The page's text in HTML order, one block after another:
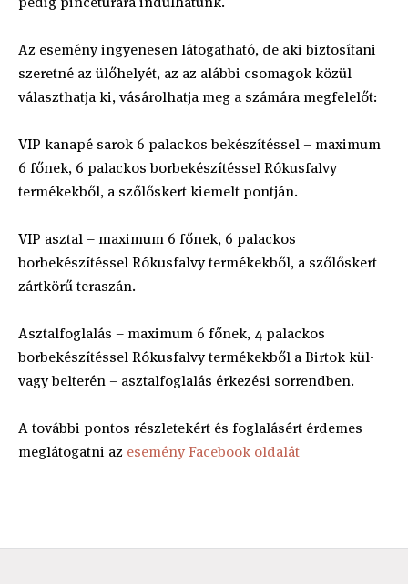
Az esemény ingyenesen látogatható, de aki biztosítani
szeretné az ülőhelyét, az az alábbi csomagok közül
választhatja ki, vásárolhatja meg a számára megfelelőt:
VIP kanapé sarok 6 palackos bekészítéssel – maximum
6 főnek, 6 palackos borbekészítéssel Rókusfalvy
termékekből, a szőlőskert kiemelt pontján.
VIP asztal – maximum 6 főnek, 6 palackos
borbekészítéssel Rókusfalvy termékekből, a szőlőskert
zártkörű teraszán.
Asztalfoglalás – maximum 6 főnek, 4 palackos
borbekészítéssel Rókusfalvy termékekből a Birtok kül-
vagy belterén – asztalfoglalás érkezési sorrendben.
A további pontos részletekért és foglalásért érdemes
meglátogatni az esemény Facebook oldalát